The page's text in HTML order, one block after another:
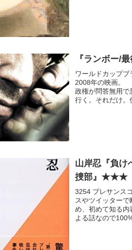
『ランボー/
ワールドカップブ
2008年の映画。
政権が問答無用で
行く。それだけ
山岸忍『負け
捜部』★★★
3254 プレサンス
スやツイッター
め、初めて知る
よる話なので